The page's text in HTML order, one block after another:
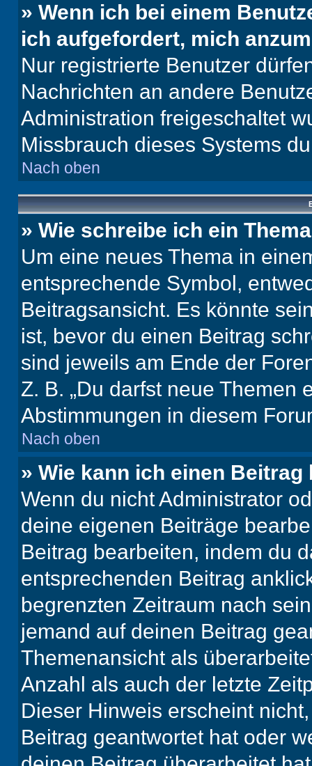
» Wenn ich bei einem
ich aufgefordert, mich
Nur registrierte Benutzer
Nachrichten an andere
Administration freigeschaltet
Missbrauch dieses Systems
Nach oben
» Wie schreibe ich ein
Um eine neues Thema in
entsprechende Symbol,
Beitragsansicht. Es könnte
ist, bevor du einen Beitrag
sind jeweils am Ende der
Z. B. „Du darfst neue Themen
Abstimmungen in diesem
Nach oben
» Wie kann ich einen
Wenn du nicht Administrator
deine eigenen Beiträge
Beitrag bearbeiten, indem du
entsprechenden Beitrag
begrenzten Zeitraum nach
jemand auf deinen Beitrag
Themenansicht als
Anzahl als auch der letzte
Dieser Hinweis erscheint
Beitrag geantwortet hat oder